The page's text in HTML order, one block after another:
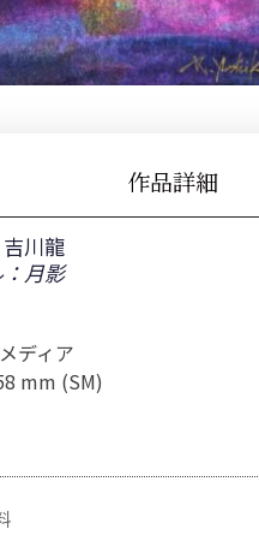
作品詳細
吉川龍
月影
ディア
mm (SM)